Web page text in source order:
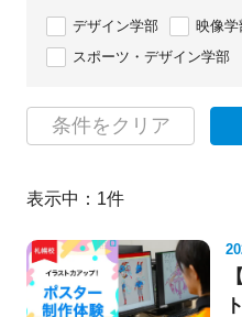
デザイン学部
映像学
スポーツ・デザイン学部
条件をクリア
表示中： 1件